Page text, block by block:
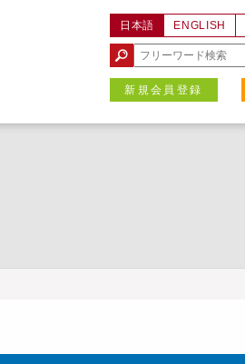
日本語 ENGLISH
新規会員登録